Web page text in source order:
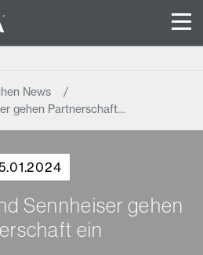
News
gehen Partnerschaft…
Sennheiser gehen
ein